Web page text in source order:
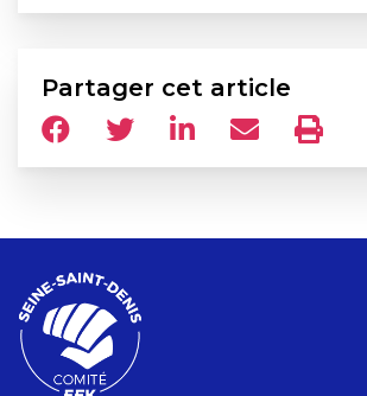
Partager cet article